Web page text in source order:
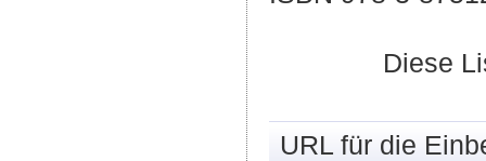
Diese
URL für die